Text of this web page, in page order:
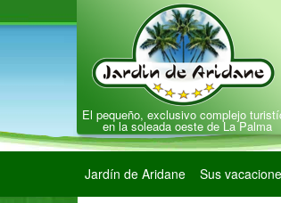
El pequeño, exclusivo complejo
en la soleada oeste de La Palma
Jardín de Aridane Sus